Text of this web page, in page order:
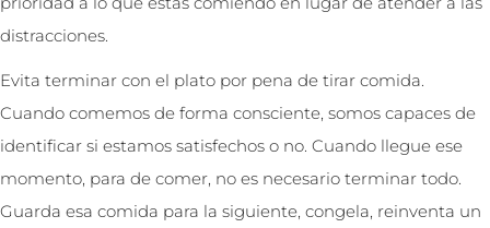
distracciones.
Evita terminar con el plato por pena de tirar comida.
Cuando comemos de forma consciente, somos capaces de
identificar si estamos satisfechos o no. Cuando llegue ese
momento, para de comer, no es necesario terminar todo.
Guarda esa comida para la siguiente, congela, reinventa un